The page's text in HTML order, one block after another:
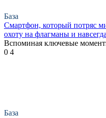
База
Смартфон, который потряс
охоту на флагманы и
Вспоминая ключевые
0 4
База